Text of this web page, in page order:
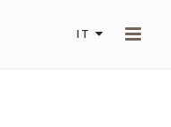
IT